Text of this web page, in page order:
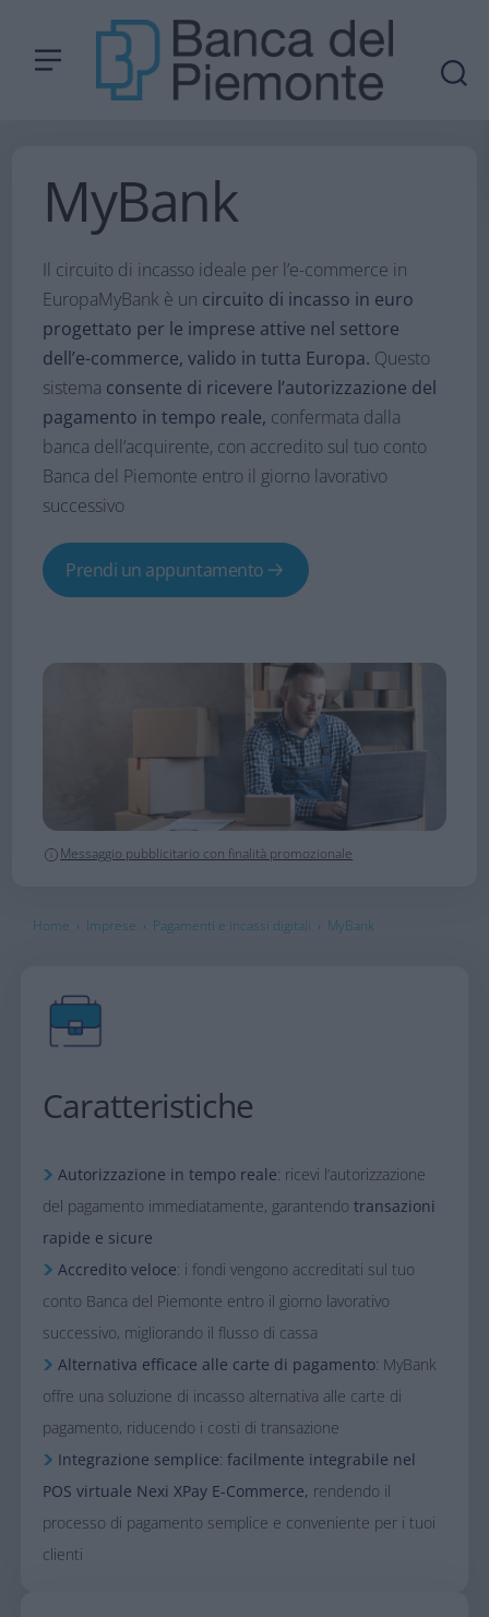
MyBank
Il circuito di incasso ideale per l’e-commerce in
Europa​ MyBank è un circuito di incasso in euro
progettato per le imprese attive nel settore
dell’e-commerce, valido in tutta Europa. Questo
sistema consente di ricevere l’autorizzazione del
pagamento in tempo reale, confermata dalla
banca dell’acquirente, con accredito sul tuo conto
Banca del Piemonte entro il giorno lavorativo
successivo
Prendi un appuntamento
Messaggio pubblicitario con finalità promozionale
Home › Imprese › Pagamenti e incassi digitali › MyBank
Caratteristiche
Autorizzazione in tempo reale: ricevi l’autorizzazione
del pagamento immediatamente, garantendo transazioni
rapide e sicure
Accredito veloce: i fondi vengono accreditati sul tuo
conto Banca del Piemonte entro il giorno lavorativo
successivo, migliorando il flusso di cassa
Alternativa efficace alle carte di pagamento: MyBank
offre una soluzione di incasso alternativa alle carte di
pagamento, riducendo i costi di transazione
Integrazione semplice: facilmente integrabile nel
POS virtuale Nexi XPay E-Commerce, rendendo il
processo di pagamento semplice e conveniente per i tuoi
clienti